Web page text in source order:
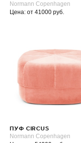
Normann Copenhagen
Цена: от 41000 руб.
ПУФ CIRCUS
Normann Copenhagen